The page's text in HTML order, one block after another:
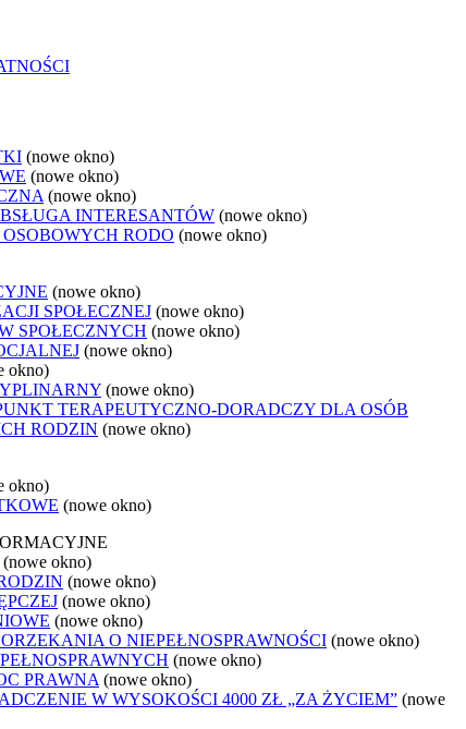
(nowe okno)
(nowe okno)
(nowe okno)
INTERESANTÓW (nowe okno)
RODO (nowe okno)
(nowe okno)
SPOŁECZNEJ (nowe okno)
SPOŁECZNYCH (nowe okno)
(nowe okno)
okno)
(nowe okno)
TERAPEUTYCZNO-DORADCZY DLA OSÓB
RODZIN (nowe okno)
okno)
(nowe okno)
(nowe okno)
(nowe okno)
(nowe okno)
(nowe okno)
O NIEPEŁNOSPRAWNOŚCI (nowe okno)
(nowe okno)
PRAWNA (nowe okno)
W WYSOKOŚCI 4000 ZŁ „ZA ŻYCIEM” (nowe